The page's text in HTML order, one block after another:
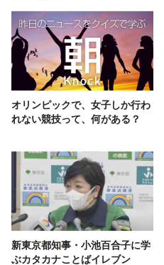
オリンピックで、女子しか行わ
れない競技って、何がある？
新東京都知事・小池百合子に学
ぶカタカナことばイレブン